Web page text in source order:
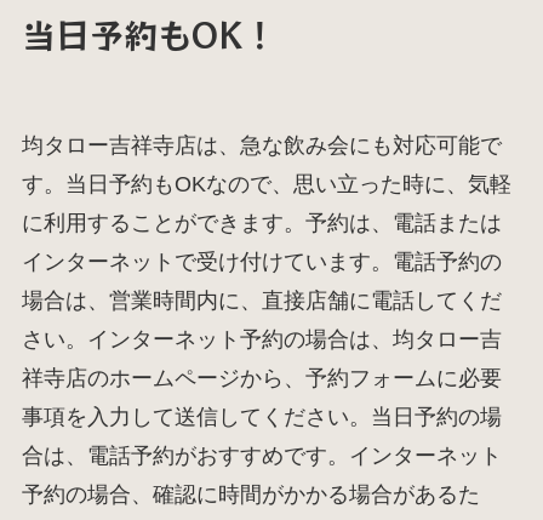
当日予約もOK！
均タロー吉祥寺店は、急な飲み会にも対応可能で
す。当日予約もOKなので、思い立った時に、気軽
に利用することができます。予約は、電話または
インターネットで受け付けています。電話予約の
場合は、営業時間内に、直接店舗に電話してくだ
さい。インターネット予約の場合は、均タロー吉
祥寺店のホームページから、予約フォームに必要
事項を入力して送信してください。当日予約の場
合は、電話予約がおすすめです。インターネット
予約の場合、確認に時間がかかる場合があるた